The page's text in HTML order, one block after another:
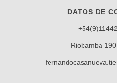
DATOS DE
Riobamba